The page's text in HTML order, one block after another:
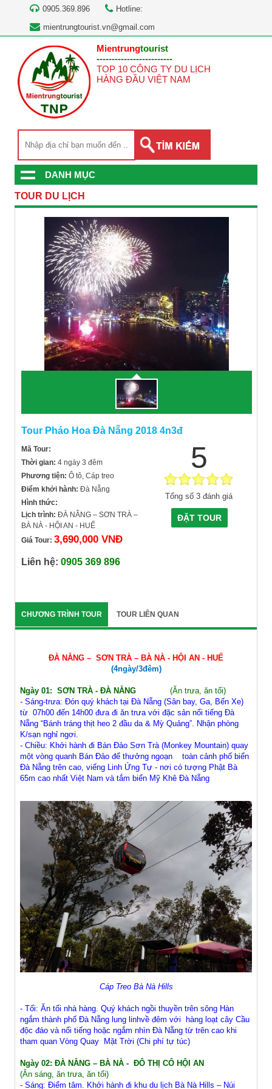
0905.369.896
Hotline:
mientrungtourist.vn@gmail.com
Mientrungtourist
-------------------------
TOP 10 CÔNG TY DU LỊCH
HÀNG ĐẦU VIỆT NAM
DANH MỤC
TOUR DU LỊCH
Tour Pháo Hoa Đà Nẵng 2018 4n3đ
Mã Tour:
Thời gian: 4 ngày 3 đêm
Phương tiện: Ô tô, Cáp treo
Điểm khởi hành: Đà Nẵng
Hình thức:
Lịch trình: ĐÀ NẴNG – SƠN TRÀ –
BÀ NÀ - HỘI AN - HUẾ
Giá Tour: 3,690,000 VNĐ
Liên hệ: 0905 369 896
5
Tổng số 3 đánh giá
ĐẶT TOUR
CHƯƠNG TRÌNH TOUR TOUR LIÊN QUAN
ĐÀ NẴNG – SƠN TRÀ – BÀ NÀ - HỘI AN - HUẾ
(4ngày/3đêm)
Ngày 01: SƠN TRÀ - ĐÀ NẴNG (Ăn trưa, ăn tối)
- Sáng-trưa: Đón quý khách tại Đà Nẵng (Sân bay, Ga, Bến Xe)
từ 07h00 đến 14h00 đưa đi ăn trưa với đặc sản nổi tiếng Đà
Nẵng “Bánh tráng thịt heo 2 đầu da & Mỳ Quảng”. Nhận phòng
K/sạn nghỉ ngơi.
- Chiều: Khởi hành đi Bán Đảo Sơn Trà (Monkey Mountain) quay
một vòng quanh Bán Đảo để thưởng ngoạn toàn cảnh phố biển
Đà Nẵng trên cao, viếng Linh Ứng Tự - nơi có tượng Phật Bà
65m cao nhất Việt Nam và tắm biển Mỹ Khê Đà Nẵng
Cáp Treo Bà Nà Hills
- Tối: Ăn tối nhà hàng. Quý khách ngồi thuyền trên sông Hàn
ngắm thành phố Đà Nẵng lung linhvề đêm với hàng loạt cây Cầu
độc đáo và nổi tiếng hoặc ngắm nhìn Đà Nẵng từ trên cao khi
tham quan Vòng Quay Mặt Trời (Chi phí tự túc)
Ngày 02: ĐÀ NẴNG – BÀ NÀ - ĐÔ THỊ CỔ HỘI AN
(Ăn sáng, ăn trưa, ăn tối)
- Sáng: Điểm tâm. Khởi hành đi khu du lịch Bà Nà Hills – Núi